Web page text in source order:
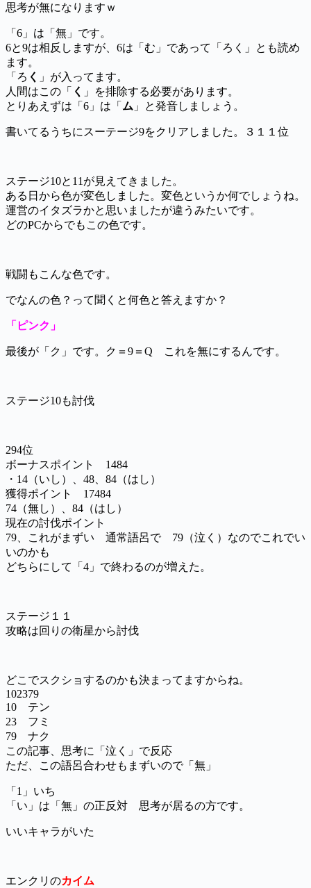
思考が無になりますｗ
「6」は「無」です。
6と9は相反しますが、6は「む」であって「ろく」とも読め
ます。
「ろ く 」が入ってます。
人間はこの「 く 」を排除する必要があります。
とりあえずは「6」は「 ム 」と発音しましょう。
書いてるうちにスーテージ9をクリアしました。３１１位
ステージ10と11が見えてきました。
ある日から色が変色しました。変色というか何でしょうね。
運営のイタズラかと思いましたが違うみたいです。
どのPCからでもこの色です。
戦闘もこんな色です。
でなんの色？って聞くと何色と答えますか？
「ピンク」
最後が「ク」です。ク＝9＝Q これを無にするんです。
ステージ10も討伐
294位
ボーナスポイント 1484
・14（いし）、48、84（はし）
獲得ポイント 17484
74（無し）、84（はし）
現在の討伐ポイント
79、これがまずい 通常語呂で 79（泣く）なのでこれでい
いのかも
どちらにして「4」で終わるのが増えた。
ステージ１１
攻略は回りの衛星から討伐
どこでスクショするのかも決まってますからね。
102379
10 テン
23 フミ
79 ナク
この記事、思考に「泣く」で反応
ただ、この語呂合わせもまずいので「無」
「1」いち
「い」は「無」の正反対 思考が居るの方です。
いいキャラがいた
エンクリのカイム